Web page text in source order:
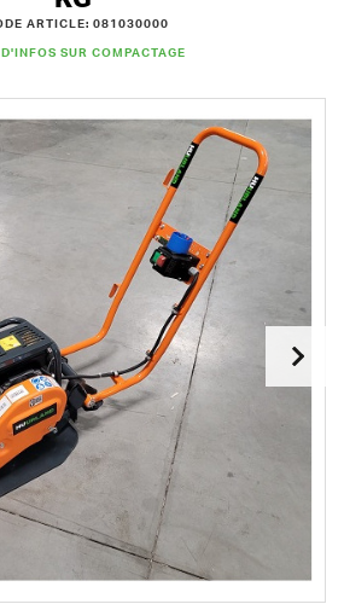
ARTICLE: 081030000
D'INFOS SUR COMPACTAGE